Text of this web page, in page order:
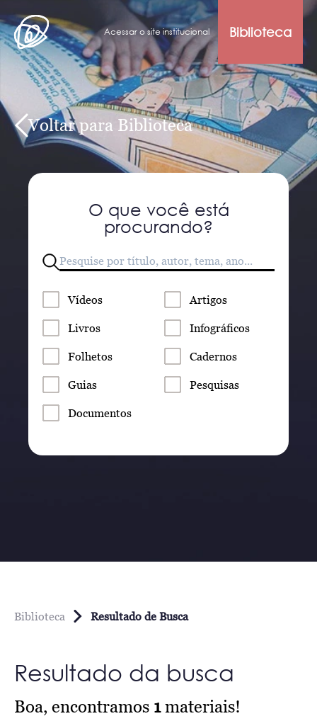
Acessar o site institucional Biblioteca
Voltar para Biblioteca
O que você está
procurando?
Vídeos Artigos
Livros Infográficos
Folhetos Cadernos
Guias Pesquisas
Documentos
Biblioteca Resultado de Busca
Resultado da busca
Boa, encontramos 1materiais!